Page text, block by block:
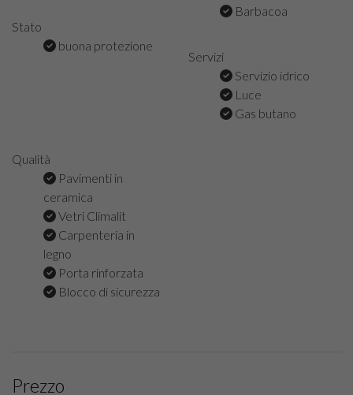
Stato
buona protezione
Barbacoa
Servizi
Servizio idrico
Luce
Gas butano
Qualità
Pavimenti in
ceramica
Vetri Climalit
Carpenteria in
legno
Porta rinforzata
Blocco di sicurezza
Prezzo